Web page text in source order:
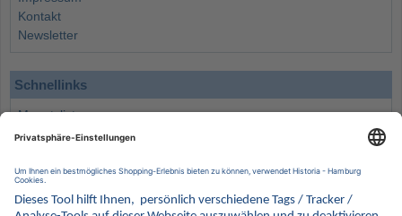
Kontakt
Newsletter
Schnellinks
Monatsliste
Angebote
Wissenswertes
Kontakt